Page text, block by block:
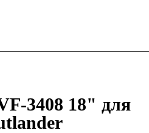
3408 18" для